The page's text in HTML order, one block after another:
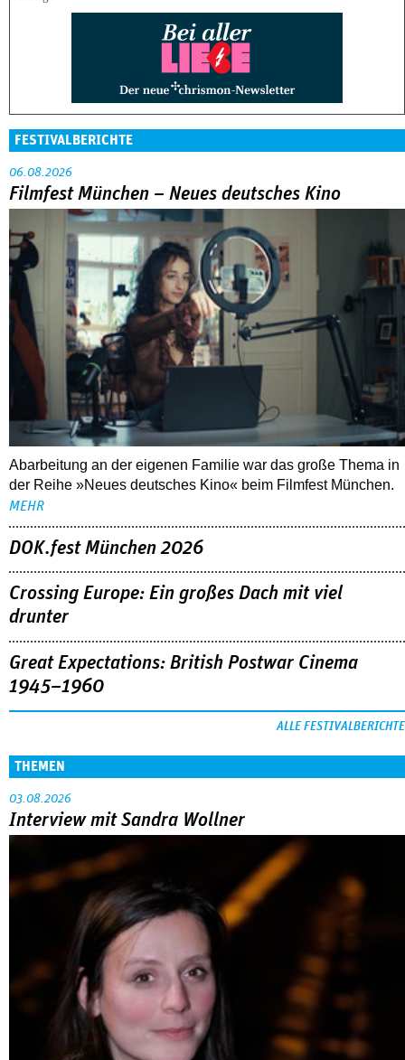
FESTIVALBERICHTE
06.08.2026
Filmfest München – Neues deutsches Kino
Abarbeitung an der eigenen Familie war das große Thema in
der Reihe »Neues deutsches Kino« beim Filmfest München.
MEHR
DOK.fest München 2026
Crossing Europe: Ein großes Dach mit viel
drunter
Great Expectations: British Postwar Cinema
1945–1960
ALLE FESTIVALBERICHTE
THEMEN
03.08.2026
Interview mit Sandra Wollner